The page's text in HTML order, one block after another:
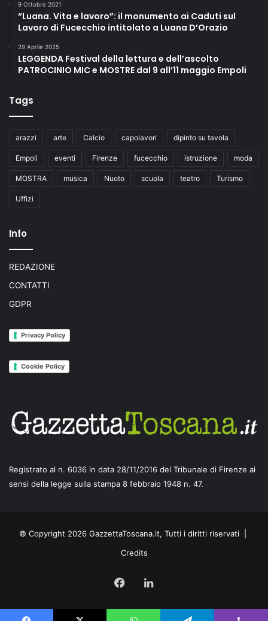
9 Ottobre 2021
“Luana. Vita e lavoro”: il monumento ai Caduti sul
Lavoro di Fucecchio intitolato a Luana D’Orazio
29 Aprile 2025
LEGGENDA Festival della lettura e dell’ascolto
PATROCINIO MIC e MOSTRE dal 9 all’11 maggio Empoli
Tags
arazzi arte Calcio capolavori dipinto su tavola
Empoli eventi Firenze fucecchio istruzione moda
MOSTRA musica Nuoto scuola teatro Turismo
Uffizi
Info
REDAZIONE
CONTATTI
GDPR
Privacy Policy
Cookie Policy
Registrato al n. 6036 in data 28/11/2016 del Tribunale di Firenze ai
sensi della legge sulla stampa 8 febbraio 1948 n. 47.
© Copyright 2026 GazzettaToscana.it, Tutti i diritti riservati |
Credits
FacebookLinkedIn